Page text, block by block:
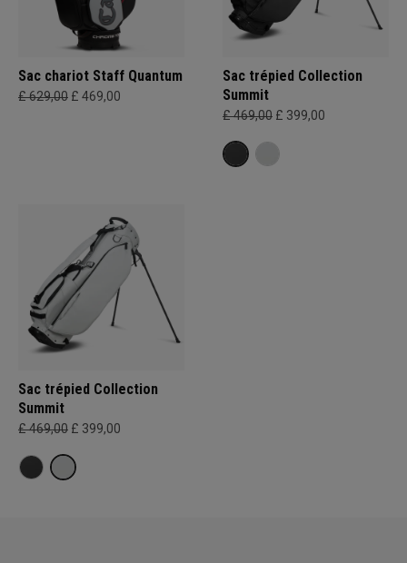
Sac chariot Staff Quantum
£ 629,00 £ 469,00
Sac trépied Collection
Summit
£ 469,00 £ 399,00
Sac trépied Collection
Summit
£ 469,00 £ 399,00